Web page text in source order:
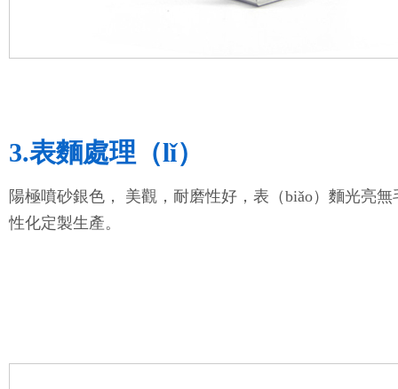
3.表麵處理（lǐ）
陽極噴砂銀色， 美觀，耐磨性好，表（biǎo）麵光亮
性化定製生產。